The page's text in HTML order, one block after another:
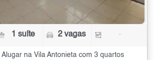
1 suíte 2 vagas -
na Vila Antonieta com 3 quartos